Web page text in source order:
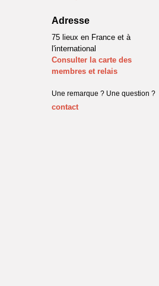
Adresse
75 lieux en France et à
l'international
Consulter la carte des
membres et relais
Une remarque ? Une question ?
contact